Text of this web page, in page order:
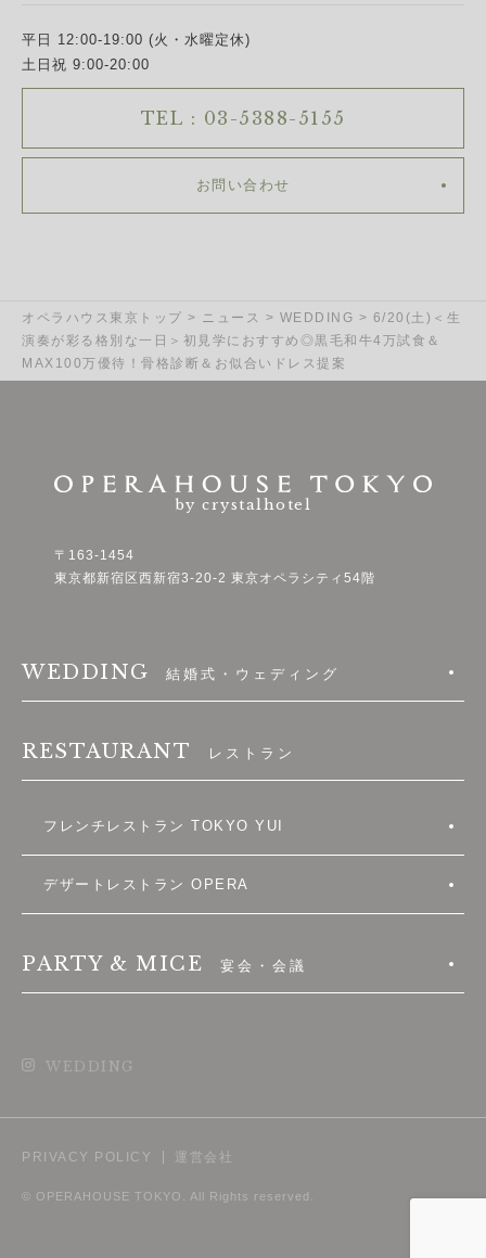
平日 12:00-19:00 (火・水曜定休)
土日祝 9:00-20:00
TEL : 03-5388-5155
お問い合わせ
オペラハウス東京トップ > ニュース > WEDDING > 6/20(土)＜生
演奏が彩る格別な一日＞初見学におすすめ◎黒毛和牛4万試食＆
MAX100万優待！骨格診断＆お似合いドレス提案
by crystalhotel
〒163-1454
東京都新宿区西新宿3-20-2 東京オペラシティ54階
WEDDING 結婚式・ウェディング
RESTAURANT レストラン
フレンチレストラン TOKYO YUI
デザートレストラン OPERA
PARTY & MICE 宴会・会議
WEDDING
PRIVACY POLICY 運営会社
© OPERAHOUSE TOKYO. All Rights reserved.